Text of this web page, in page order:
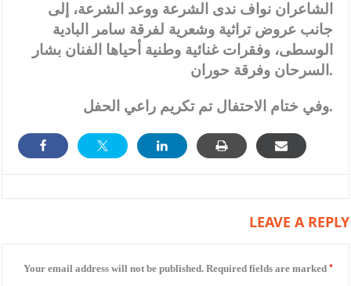
الشاعران نواف ندى الشرعة ووعد الشرعة، إلى
جانب عروض تراثية وشعرية لفرقة سامر البادية
الوسطى، وفقرات غنائية وطنية أحياها الفنان بشار
السرحان وفرقة حوران.
وفي ختام الاحتفال تم تكريم راعي الحفل.
LEAVE A REPLY
Your email address will not be published. Required fields are marked *